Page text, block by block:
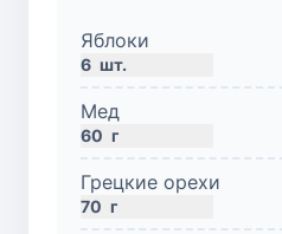
Яблоки
6 шт.
Мед
60 г
Грецкие орехи
70 г